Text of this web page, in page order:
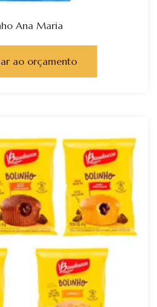
Ana Maria
ao orçamento